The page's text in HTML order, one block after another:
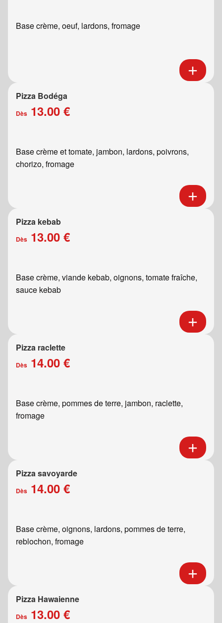
Base crème, oeuf, lardons, fromage
Pizza Bodéga
Dès 13.00 €
Base crème et tomate, jambon, lardons, poivrons,
chorizo, fromage
Pizza kebab
Dès 13.00 €
Base crème, viande kebab, oignons, tomate fraîche,
sauce kebab
Pizza raclette
Dès 14.00 €
Base crème, pommes de terre, jambon, raclette,
fromage
Pizza savoyarde
Dès 14.00 €
Base crème, oignons, lardons, pommes de terre,
reblochon, fromage
Pizza Hawaienne
Dès 13.00 €